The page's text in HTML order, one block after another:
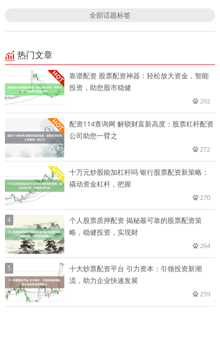
全部话题标签
热门文章
靠谱配资 股票配资神器：轻松放大资金，智能
投资，助您股市稳健
292
配资114查询网 解锁财富新高度：股票杠杆配资
公司助您一臂之
272
十万元炒股能加杠杆吗 银行股票配资新策略：
撬动资金杠杆，把握
270
4
个人股票质押配资 揭秘最可靠的股票配资策
略，稳健投资，实现财
264
5
十大炒票配资平台 引力资本：引领投资新潮
流，助力企业快速发展
259